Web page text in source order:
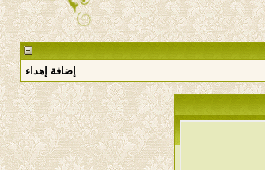
إضافة إهداء